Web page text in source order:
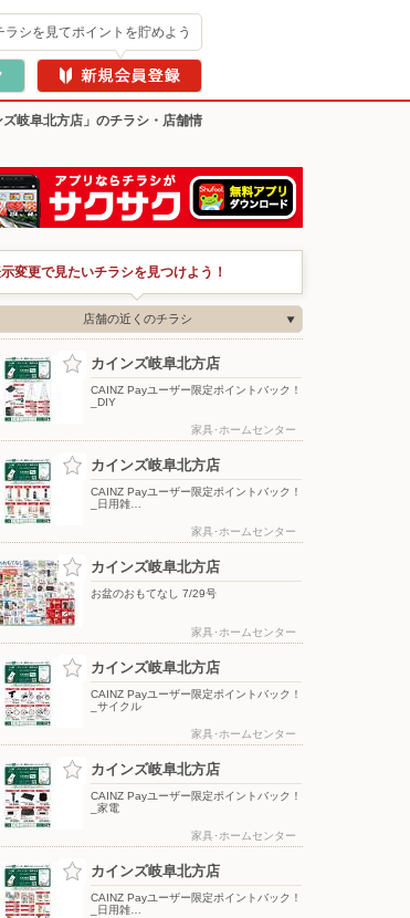
ラシを見てポイントを貯めよう
ズ岐阜北方店」のチラシ・店舗情
変更で見たいチラシを見つけよう！
店舗の近くのチラシ
カインズ岐阜北方店
CAINZ Payユーザー限定ポイントバック！
_DIY
家具･ホームセンター
カインズ岐阜北方店
CAINZ Payユーザー限定ポイントバック！
_日用雑…
家具･ホームセンター
カインズ岐阜北方店
お盆のおもてなし 7/29号
家具･ホームセンター
カインズ岐阜北方店
CAINZ Payユーザー限定ポイントバック！
_サイクル
家具･ホームセンター
カインズ岐阜北方店
CAINZ Payユーザー限定ポイントバック！
_家電
家具･ホームセンター
カインズ岐阜北方店
CAINZ Payユーザー限定ポイントバック！
_日用雑…